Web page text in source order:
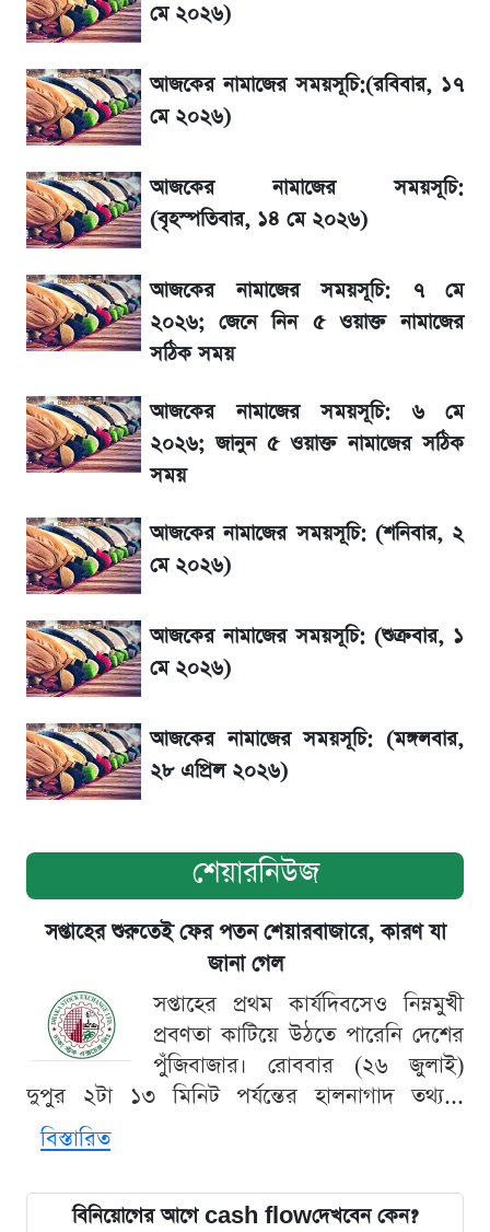
নবম পে-স্কেল নিয়ে চূড়ান্ত প্রস্তুতি, অপেক্ষা মন্ত্রিসভার
অনুমোদনের
আগামী ৪ দিনের আবহাওয়া নিয়ে বড় সতর্কবার্তা
IMEI নম্বর চেক করার সহজ উপায়; Android ও
iPhone-এ IMEI দেখবেন যেভাবে
৮ ব্র্যান্ডের ত্বক ফর্সাকারী ক্রিমে ভয়াবহ মাত্রার মার্কারি
ভবন নির্মাণে নতুন নিয়ম: বাংলাদেশ building
মেঘনা পেট্রোলিয়ামের চেয়ারম্যান নিয়োগ
Diego Simeone নতুন চ্যালেঞ্জ প্রস্তুতিতে
অ্যাটলেটিকো
মে ২০২৬)
আজকের নামাজের সময়সূচি:(রবিবার, ১৭
মে ২০২৬)
আজকের নামাজের সময়সূচি:
(বৃহস্পতিবার, ১৪ মে ২০২৬)
আজকের নামাজের সময়সূচি: ৭ মে
২০২৬; জেনে নিন ৫ ওয়াক্ত নামাজের
সঠিক সময়
আজকের নামাজের সময়সূচি: ৬ মে
২০২৬; জানুন ৫ ওয়াক্ত নামাজের সঠিক
সময়
আজকের নামাজের সময়সূচি: (শনিবার, ২
মে ২০২৬)
আজকের নামাজের সময়সূচি: (শুক্রবার, ১
মে ২০২৬)
আজকের নামাজের সময়সূচি: (মঙ্গলবার,
২৮ এপ্রিল ২০২৬)
শেয়ারনিউজ
সপ্তাহের শুরুতেই ফের পতন শেয়ারবাজারে, কারণ যা
জানা গেল
সপ্তাহের প্রথম কার্যদিবসেও নিম্নমুখী
প্রবণতা কাটিয়ে উঠতে পারেনি দেশের
পুঁজিবাজার। রোববার (২৬ জুলাই)
দুপুর ২টা ১৩ মিনিট পর্যন্তের হালনাগাদ তথ্য...
বিস্তারিত
বিনিয়োগের আগে cash flowদেখবেন কেন?